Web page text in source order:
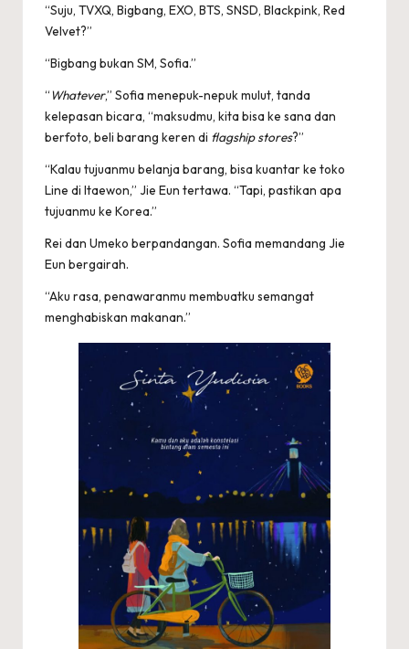
“Suju, TVXQ, Bigbang, EXO, BTS, SNSD, Blackpink, Red
Velvet?”
“Bigbang bukan SM, Sofia.”
“Whatever,” Sofia menepuk-nepuk mulut, tanda
kelepasan bicara, “maksudmu, kita bisa ke sana dan
berfoto, beli barang keren di flagship stores?”
“Kalau tujuanmu belanja barang, bisa kuantar ke toko
Line di Itaewon,” Jie Eun tertawa. “Tapi, pastikan apa
tujuanmu ke Korea.”
Rei dan Umeko berpandangan. Sofia memandang Jie
Eun bergairah.
“Aku rasa, penawaranmu membuatku semangat
menghabiskan makanan.”